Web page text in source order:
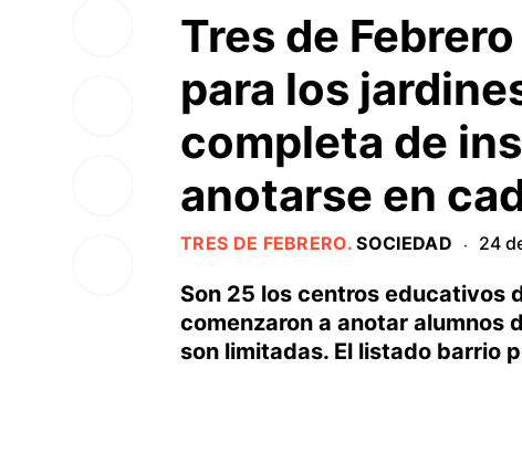
Tres de
para los
completa de
anotarse en
TRES DE FEBRERO.SOCIEDAD · 24
Son 25 los centros educativos
comenzaron a anotar alumnos
son limitadas. El listado barrio